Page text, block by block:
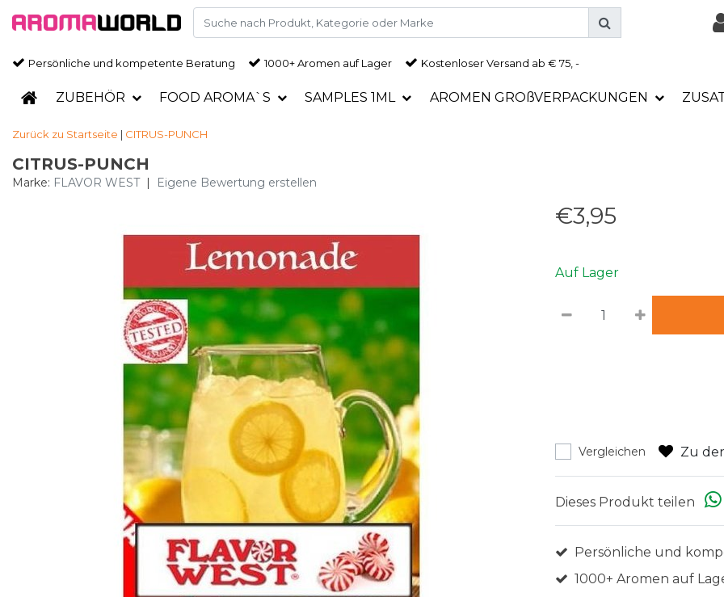
Persönliche und kompetente Beratung 1000+ Aromen auf Lager Kostenloser Versand ab € 75, -
ZUBEHÖR FOOD AROMA`S SAMPLES 1ML AROMEN GROßVERPACKUNGEN
Zurück zu Startseite | CITRUS-PUNCH
CITRUS-PUNCH
Marke: FLAVOR WEST | Eigene Bewertung erstellen
€3,95
Auf Lager
Vergleichen Zu
Dieses Produkt teilen
Persönliche und
1000+ Aromen auf